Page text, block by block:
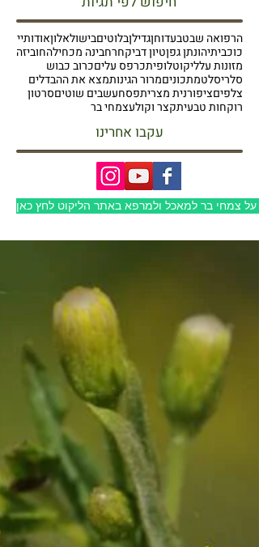
אודותייאלוןבישולבלוטיםגדילןדוחןהרפואה שבטבע
חוביזהחרחבינה מכחילהטיון דביקיהונתן גפןכוכבית
כרוב כבושכרפס עליםלופיתליקוטמזונות על
מצא את ההבדליםמרור הגינותמתכוניםסלטסלרי
סרטוןעשבים שוטיםפסחציפורנית מצריתצלפים
צמחי ברקצר וקולערוקחות טבעית
עקבו אחרינו
על צמחי בר למאכל ולמרפא באתר הליקוט לחץ כאן